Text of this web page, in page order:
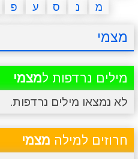
איש תלוי מדריכים
יצירה משחקי בנות
מ
נ ס ע פ
מצמי
מילים נרדפות למצמי
לא נמצאו מילים נרדפות.
חרוזים למילה מצמי